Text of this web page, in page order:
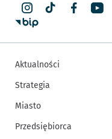
Aktualności
Strategia
Miasto
Przedsiębiorca